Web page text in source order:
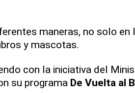
maneras, no solo en
y mascotas.
con la iniciativa del
su programa De Vuelta al